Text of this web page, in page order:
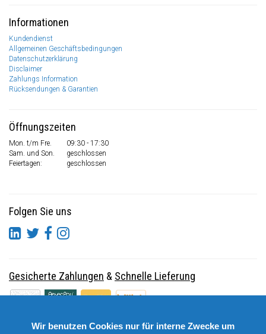
Informationen
Kundendienst
Allgemeinen Geschäftsbedingungen
Datenschutzerklärung
Disclaimer
Zahlungs Information
Rücksendungen & Garantien
Öffnungszeiten
Mon. t/m Fre.
09:30 - 17:30
Sam. und Son.
geschlossen
Feiertagen:
geschlossen
Folgen Sie uns
Gesicherte Zahlungen & Schnelle Lieferung
Wir benutzen Cookies nur für interne Zwecke um